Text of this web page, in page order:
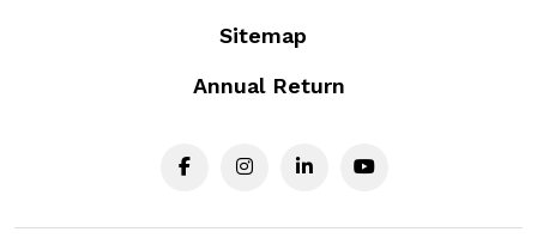
Sitemap
Annual Return